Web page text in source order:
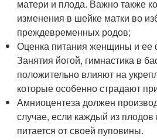
матери и плода. Важно также
изменения в шейке матки во
преждевременных родов;
Оценка питания женщины и ее
Занятия йогой, гимнастика в
положительно влияют на
которые особенно страдают
Амниоцентеза должен
случае, если каждый из плодов
питается от своей пуповины.